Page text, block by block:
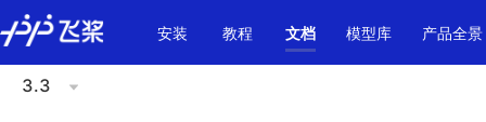
\u200E
安装
教程 文档 模型库 产品全景
3.3